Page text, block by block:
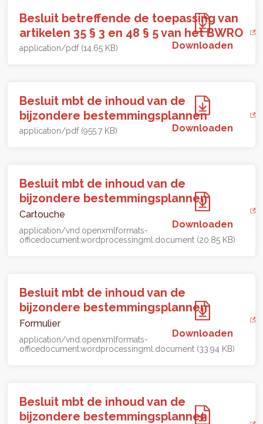
Besluit betreffende de toepassing van
artikelen 35 § 3 en 48 § 5 van het BWRO
application/pdf (14.65 KB) Downloaden
Besluit mbt de inhoud van de
bijzondere bestemmingsplannen
application/pdf (955.7 KB) Downloaden
Besluit mbt de inhoud van de
bijzondere bestemmingsplannen
Cartouche
application/vnd.openxmlformats-
officedocument.wordprocessingml.document (20.85 KB)
Downloaden
Besluit mbt de inhoud van de
bijzondere bestemmingsplannen
Formulier
application/vnd.openxmlformats-
officedocument.wordprocessingml.document (33.94 KB)
Downloaden
Besluit mbt de inhoud van de
bijzondere bestemmingsplannen